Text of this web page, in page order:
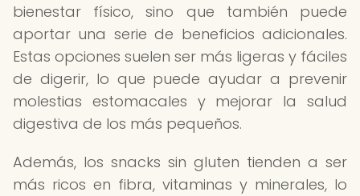
bienestar físico, sino que también puede
aportar una serie de beneficios adicionales.
Estas opciones suelen ser más ligeras y fáciles
de digerir, lo que puede ayudar a prevenir
molestias estomacales y mejorar la salud
digestiva de los más pequeños.
Además, los snacks sin gluten tienden a ser
más ricos en fibra, vitaminas y minerales, lo